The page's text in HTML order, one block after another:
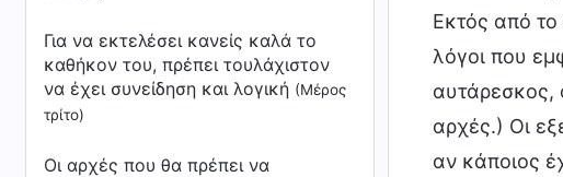
Για να εκτελέσει κανείς καλά το
καθήκον του, πρέπει τουλάχιστον
να έχει συνείδηση και λογική (Μέρος
τρίτο)
Οι αρχές που θα πρέπει να
Εκτός από το
λόγοι που
αυτάρεσκος,
αρχές.) Οι
αν κάποιος